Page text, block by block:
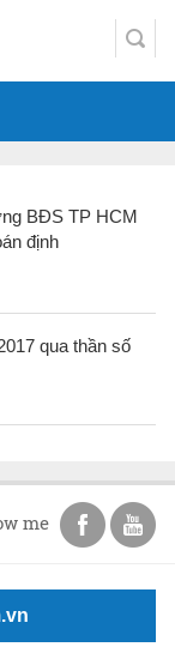
BĐS TP HCM
định
qua thần số
me